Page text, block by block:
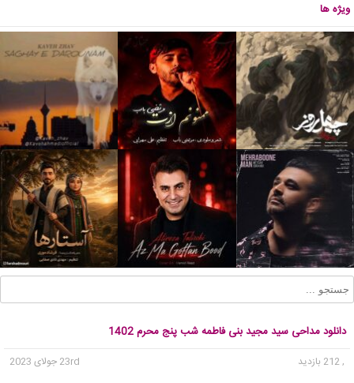
ویژه ها
دانلود مداحی سید مجید بنی فاطمه شب پنج محرم 1402
, 212 بازدید
23rd جولای 2023